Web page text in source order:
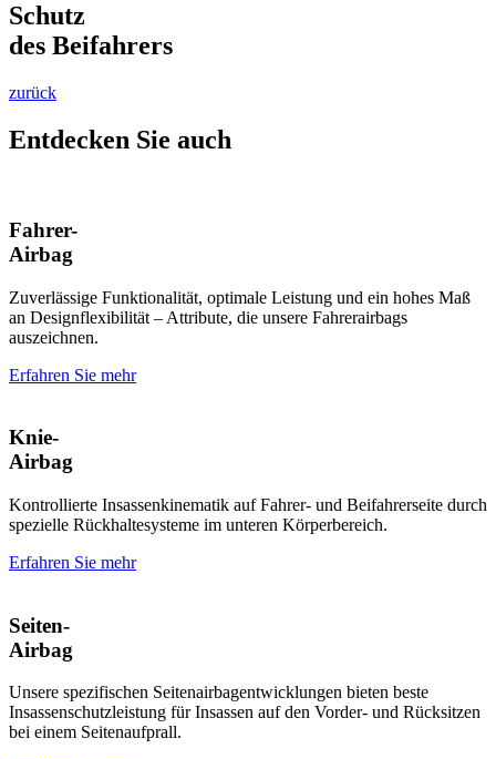
Schutz
des Beifahrers
zurück
Entdecken Sie auch
Fahrer-
Airbag
Zuverlässige Funktionalität, optimale Leistung und ein hohes Maß
an Designflexibilität – Attribute, die unsere Fahrerairbags
auszeichnen.
Erfahren Sie mehr
Knie-
Airbag
Kontrollierte Insassenkinematik auf Fahrer- und Beifahrerseite durch
spezielle Rückhaltesysteme im unteren Körperbereich.
Erfahren Sie mehr
Seiten-
Airbag
Unsere spezifischen Seitenairbagentwicklungen bieten beste
Insassenschutzleistung für Insassen auf den Vorder- und Rücksitzen
bei einem Seitenaufprall.